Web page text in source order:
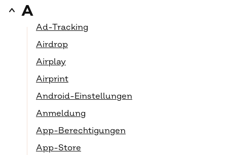
A
Ad-Tracking
Airdrop
Airplay
Airprint
Android-Einstellungen
Anmeldung
App-Berechtigungen
App-Store